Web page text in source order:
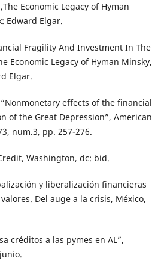
Economic Legacy of Hyman
Edward Elgar.
Fragility And Investment In The
Economic Legacy of Hyman Minsky,
Elgar.
“Nonmonetary effects of the financial
of the Great Depression”, American
num.3, pp. 257-276.
Washington, dc: bid.
y liberalización financieras
Del auge a la crisis, México,
créditos a las pymes en AL”,